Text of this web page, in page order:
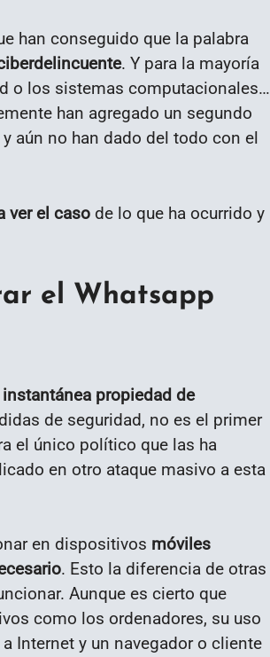
han conseguido que la palabra
. Y para la mayoría
o los sistemas computacionales…
han agregado un segundo
aún no han dado del todo con el
ver el caso de lo que ha ocurrido y
el Whatsapp
propiedad de
de seguridad, no es el primer
el único político que las ha
en otro ataque masivo a esta
en dispositivos móviles
. Esto la diferencia de otras
Aunque es cierto que
como los ordenadores, su uso
Internet y un navegador o cliente